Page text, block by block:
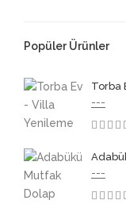
Popüler Ürünler
Torba
---
---